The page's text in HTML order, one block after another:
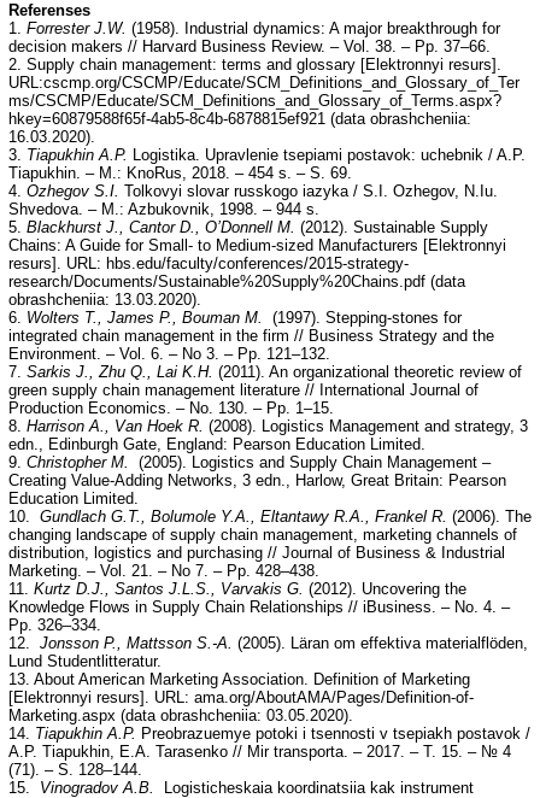
Referenses
1. Forrester J.W. (1958). Industrial dynamics: A major breakthrough for
decision makers // Harvard Business Review. – Vol. 38. – Pp. 37–66.
2. Supply chain management: terms and glossary [Elektronnyi resurs].
URL:cscmp.org/CSCMP/Educate/SCM_Definitions_and_Glossary_of_Ter
ms/CSCMP/Educate/SCM_Definitions_and_Glossary_of_Terms.aspx?
hkey=60879588f65f-4ab5-8c4b-6878815ef921 (data obrashcheniia:
16.03.2020).
3. Tiapukhin A.P. Logistika. Upravlenie tsepiami postavok: uchebnik / A.P.
Tiapukhin. – M.: KnoRus, 2018. – 454 s. – S. 69.
4. Ozhegov S.I. Tolkovyi slovar russkogo iazyka / S.I. Ozhegov, N.Iu.
Shvedova. – M.: Azbukovnik, 1998. – 944 s.
5. Blackhurst J., Cantor D., O’Donnell M. (2012). Sustainable Supply
Chains: A Guide for Small- to Medium-sized Manufacturers [Elektronnyi
resurs]. URL: hbs.edu/faculty/conferences/2015-strategy-
research/Documents/Sustainable%20Supply%20Chains.pdf (data
obrashcheniia: 13.03.2020).
6. Wolters T., James P., Bouman M.
(1997). Stepping-stones for
integrated chain management in the firm // Business Strategy and the
Environment. – Vol. 6. – No 3. – Pp. 121–132.
7. Sarkis J., Zhu Q., Lai K.H. (2011). An organizational theoretic review of
green supply chain management literature // International Journal of
Production Economics. – No. 130. – Pp. 1–15.
8. Harrison A., Van Hoek R. (2008). Logistics Management and strategy, 3
edn., Edinburgh Gate, England: Pearson Education Limited.
9. Christopher M.
(2005). Logistics and Supply Chain Management –
Creating Value-Adding Networks, 3 edn., Harlow, Great Britain: Pearson
Education Limited.
10. Gundlach G.T., Bolumole Y.A., Eltantawy R.A., Frankel R. (2006). The
changing landscape of supply chain management, marketing channels of
distribution, logistics and purchasing // Journal of Business & Industrial
Marketing. – Vol. 21. – No 7. – Pp. 428–438.
11. Kurtz D.J., Santos J.L.S., Varvakis G. (2012). Uncovering the
Knowledge Flows in Supply Chain Relationships // iBusiness. – No. 4. –
Pp. 326–334.
12. Jonsson P., Mattsson S.-A. (2005). Läran om effektiva materialflöden,
Lund Studentlitteratur.
13. About American Marketing Association. Definition of Marketing
[Elektronnyi resurs]. URL: ama.org/AboutAMA/Pages/Definition-of-
Marketing.aspx (data obrashcheniia: 03.05.2020).
14. Tiapukhin A.P. Preobrazuemye potoki i tsennosti v tsepiakh postavok /
A.P. Tiapukhin, E.A. Tarasenko // Mir transporta. – 2017. – T. 15. – № 4
(71). – S. 128–144.
15. Vinogradov A.B.
Logisticheskaia koordinatsiia kak instrument